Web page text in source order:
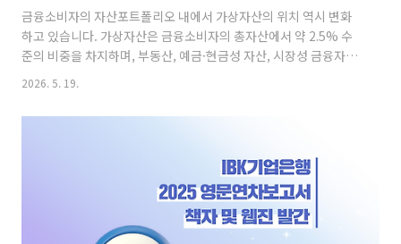
금융소비자의 자산포트폴리오 내에서 가상자산의 위치 역시 변화
하고 있습니다. 가상자산은 금융소비자의 총자산에서 약 2.5% 수
준의 비중을 차지하며, 부동산, 예금·현금성 자산, 시장성 금융자산
에 이어 여섯 번째로 큰 주요 자산군으로 포함되고 있습니다. 특히
하는 하나의 자산으로 인식되고 있음을 보여주는 결과입니다. 향후
로 확대될 가능성이 있는 것으로 나타났습니다. 금융소비자 자산포
트폴리오 내, 가상자산의 비중의 확대 먼저, 금융소비자의 자산포트
폴리오를 살펴보면 부동산이 59.7%로 가장 높은 비중을 차지하고
있으며, 이어서 예·적금 13.7%, 시장성 금융자산 11.0% 순으로..
2026. 5. 19.